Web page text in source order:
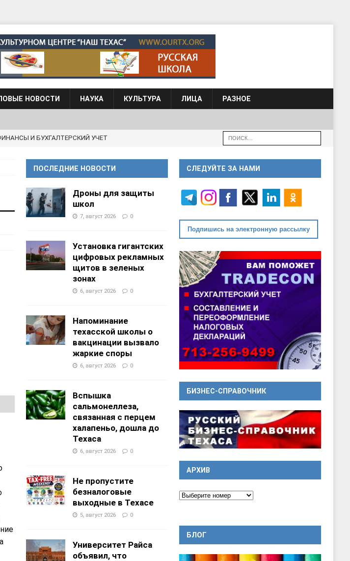
НОВОСТИ НАУКА КУЛЬТУРА ЛИЦА РАЗНОЕ
центре “Наш Техас”
“Наш Техас” ШКОЛЫ И
ПОСЛЕДНИЕ НОВОСТИ
Дроны для защиты
школ
7, август 2026 0
Установка гигантских
цифровых рекламных
щитов в зеленых
зонах
6, август 2026 0
Напоминание
техасской школы о
вакцинации вызвало
жаркие споры
6, август 2026 0
Вспышка
сальмонеллеза,
связанная с перцем
халапеньо, дошла до
Техаса
6, август 2026 0
Не пропустите
безналоговые
выходные в Техасе
5, август 2026 0
Университет Райса
объявил, что
СЛЕДУЙТЕ ЗА НАМИ
Подпишись на электронную рассылку
БИЗНЕС-СПРАВОЧНИК
АРХИВ
БЛОГ